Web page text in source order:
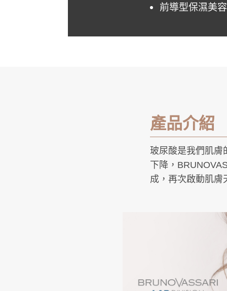
前導型保濕美
產品介紹
玻尿酸是我們肌膚
下降，
成，再次啟動肌膚